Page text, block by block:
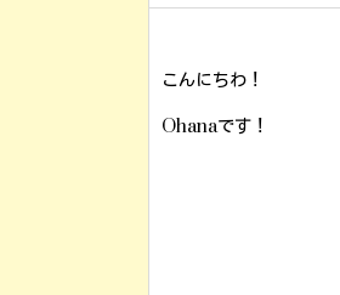
こんにちわ！
Ohanaです！